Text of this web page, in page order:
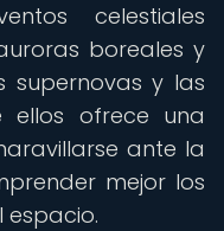
celestiales
boreales y
supernovas y las
ellos ofrece una
ante la
mejor los
espacio.